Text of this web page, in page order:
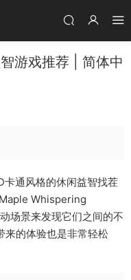
游戏推荐 | 简体中
卡通风格的休闲益智找茬
Whispering
场景来发现它们之间的不
来的体验也是非常轻松